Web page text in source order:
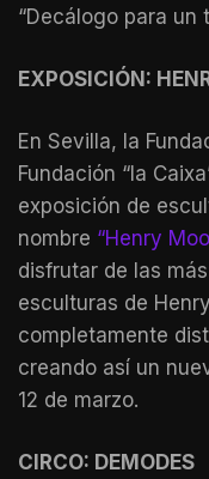
“Decálogo para un
EXPOSICIÓN:
En Sevilla, la
Fundación “la
exposición de
nombre “Henry
disfrutar de las
esculturas de
completamente
creando así un
12 de marzo.
CIRCO: DEMODES